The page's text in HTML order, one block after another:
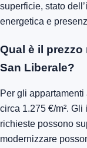
superficie, stato
energetica e
Qual è il
San Liberale?
Per gli
circa 1.275 €/m².
richieste possono
modernizzare